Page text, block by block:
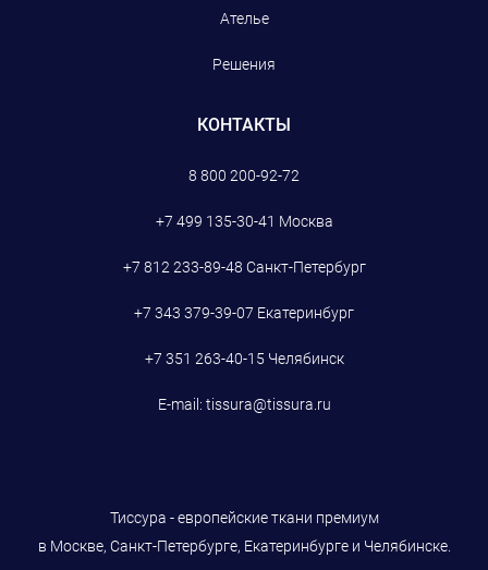
Ателье
Решения
КОНТАКТЫ
8 800 200-92-72
+7 499 135-30-41 Москва
+7 812 233-89-48 Санкт-Петербург
+7 343 379-39-07 Екатеринбург
+7 351 263-40-15 Челябинск
E-mail: tissura@tissura.ru
Тиссура - европейские ткани премиум
в Москве, Санкт-Петербурге, Екатеринбурге и Челябинске.